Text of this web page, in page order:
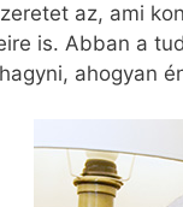
az, ami
is. Abban a
ahogyan